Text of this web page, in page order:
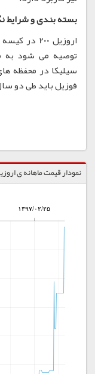
بسته بندی و شرایط
توصیه می شود به
سیلیکا در محفظه
فوزیل باید طی دو
نمودار قیمت ماهانه ی اروزیل 200 /
۱۳۹۷/۰۲/۲۵